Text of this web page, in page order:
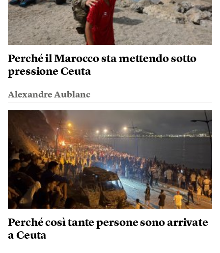
Perché il Marocco sta mettendo sotto
pressione Ceuta
Alexandre Aublanc
Perché così tante persone sono arrivate
a Ceuta